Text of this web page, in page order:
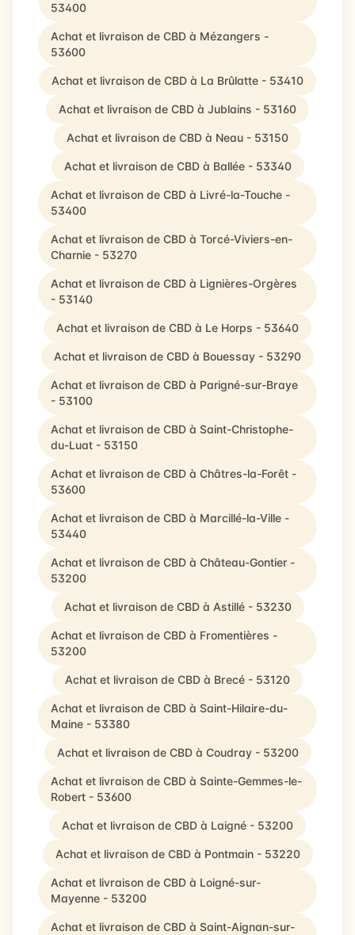
53400
Achat et livraison de CBD à Mézangers -
53600
Achat et livraison de CBD à La Brûlatte - 53410
Achat et livraison de CBD à Jublains - 53160
Achat et livraison de CBD à Neau - 53150
Achat et livraison de CBD à Ballée - 53340
Achat et livraison de CBD à Livré-la-Touche -
53400
Achat et livraison de CBD à Torcé-Viviers-en-
Charnie - 53270
Achat et livraison de CBD à Lignières-Orgères
- 53140
Achat et livraison de CBD à Le Horps - 53640
Achat et livraison de CBD à Bouessay - 53290
Achat et livraison de CBD à Parigné-sur-Braye
- 53100
Achat et livraison de CBD à Saint-Christophe-
du-Luat - 53150
Achat et livraison de CBD à Châtres-la-Forêt -
53600
Achat et livraison de CBD à Marcillé-la-Ville -
53440
Achat et livraison de CBD à Château-Gontier -
53200
Achat et livraison de CBD à Astillé - 53230
Achat et livraison de CBD à Fromentières -
53200
Achat et livraison de CBD à Brecé - 53120
Achat et livraison de CBD à Saint-Hilaire-du-
Maine - 53380
Achat et livraison de CBD à Coudray - 53200
Achat et livraison de CBD à Sainte-Gemmes-le-
Robert - 53600
Achat et livraison de CBD à Laigné - 53200
Achat et livraison de CBD à Pontmain - 53220
Achat et livraison de CBD à Loigné-sur-
Mayenne - 53200
Achat et livraison de CBD à Saint-Aignan-sur-